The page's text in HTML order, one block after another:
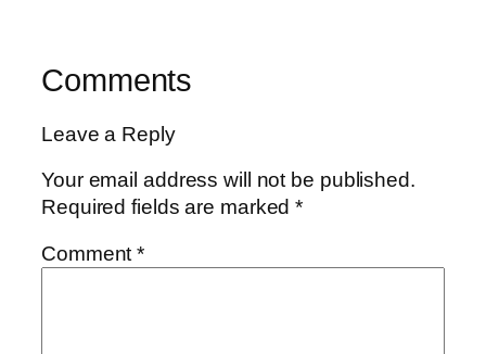
Comments
Leave a Reply
Your email address will not be published.
Required fields are marked*
Comment*